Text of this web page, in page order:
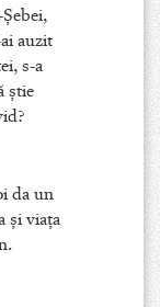
auzit
s-a
ştie
da un
şi viaţa